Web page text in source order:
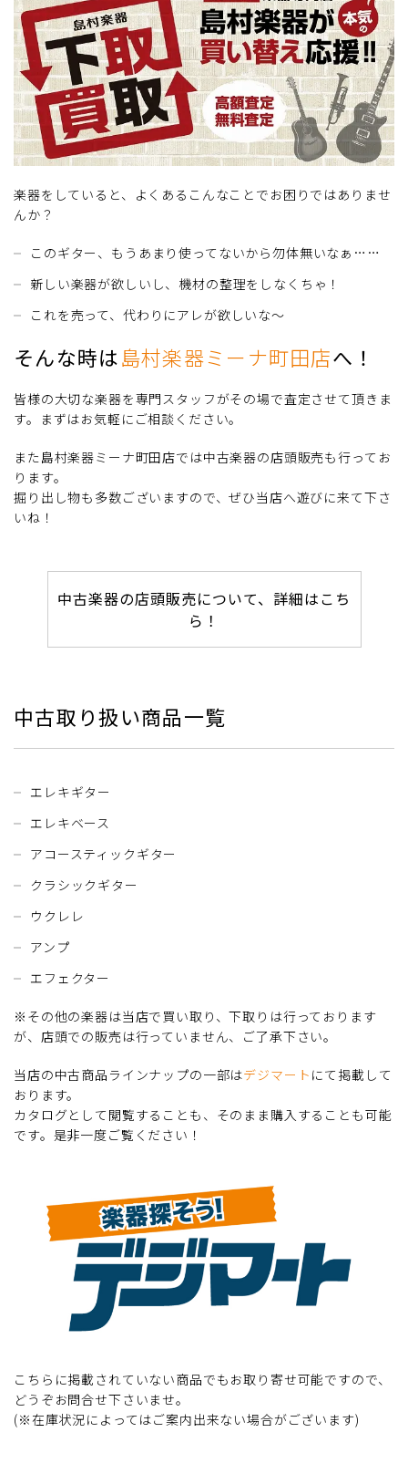
楽器をしていると、よくあるこんなことでお困りではありませ
んか？
このギター、もうあまり使ってないから勿体無いなぁ……
新しい楽器が欲しいし、機材の整理をしなくちゃ！
これを売って、代わりにアレが欲しいな～
そんな時は島村楽器ミーナ町田店へ！
皆様の大切な楽器を専門スタッフがその場で査定させて頂きま
す。まずはお気軽にご相談ください。
また島村楽器ミーナ町田店では中古楽器の店頭販売も行ってお
ります。
掘り出し物も多数ございますので、ぜひ当店へ遊びに来て下さ
いね！
中古楽器の店頭販売について、詳細はこち
ら！
中古取り扱い商品一覧
エレキギター
エレキベース
アコースティックギター
クラシックギター
ウクレレ
アンプ
エフェクター
※その他の楽器は当店で買い取り、下取りは行っております
が、店頭での販売は行っていません、ご了承下さい。
当店の中古商品ラインナップの一部はデジマート にて掲載して
おります。
カタログとして閲覧することも、そのまま購入することも可能
です。是非一度ご覧ください！
こちらに掲載されていない商品でもお取り寄せ可能ですので、
どうぞお問合せ下さいませ。
(※在庫状況によってはご案内出来ない場合がございます)